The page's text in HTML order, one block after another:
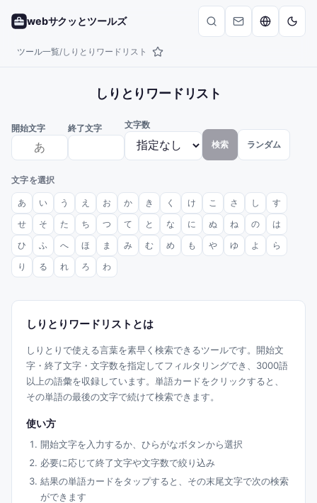
webサクッとツールズ
ツール一覧/しりとりワードリスト
しりとりワードリスト
開始文字 終了文字 文字数
検索 ランダム
文字を選択
あ い う え お か き く け こ さ し す
せ そ た ち つ て と な に ぬ ね の は
ひ ふ へ ほ ま み む め も や ゆ よ ら
り る れ ろ わ
しりとりワードリストとは
しりとりで使える言葉を素早く検索できるツールです。開始文
字・終了文字・文字数を指定してフィルタリングでき、3000語
以上の語彙を収録しています。単語カードをクリックすると、
その単語の最後の文字で続けて検索できます。
使い方
開始文字を入力するか、ひらがなボタンから選択
必要に応じて終了文字や文字数で絞り込み
結果の単語カードをタップすると、その末尾文字で次の検索
ができます